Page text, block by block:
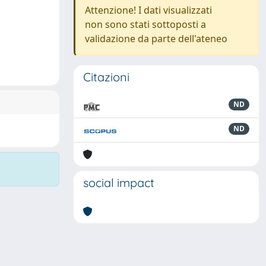
Attenzione! I dati visualizzati
non sono stati sottoposti a
validazione da parte dell'ateneo
Citazioni
ND
ND
social impact